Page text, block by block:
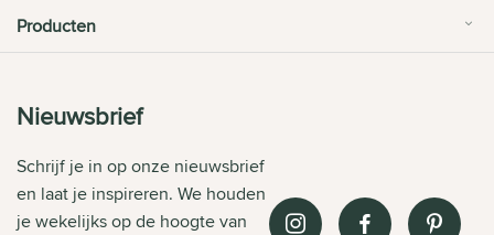
Producten
Nieuwsbrief
Schrijf je in op onze nieuwsbrief
en laat je inspireren. We houden
je wekelijks op de hoogte van